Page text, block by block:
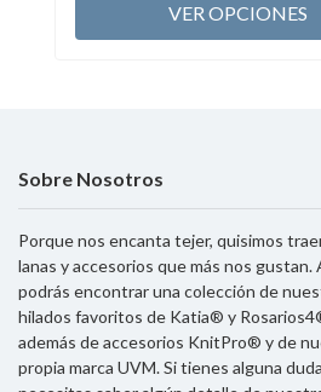
VER OPCIONES
Sobre Nosotros
Porque nos encanta tejer, quisimos
lanas y accesorios que más nos gustan.
podrás encontrar una colección de
hilados favoritos de Katia® y
además de accesorios KnitPro® y de
propia marca UVM. Si tienes alguna